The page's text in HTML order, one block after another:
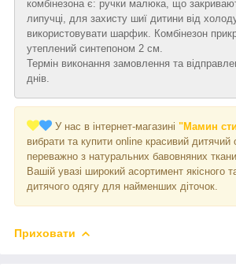
комбінезона є: ручки малюка, що
липучці, для захисту шиї дитини від
використовувати шарфик. Комбінезон
утеплений синтепоном 2 см.
Термін виконання замовлення та
днів.
У нас в інтернет-магазині "Мамин
вибрати та купити online красивий дитячий
переважно з натуральних бавовняних
Вашій увазі широкий асортимент якісного
дитячого одягу для найменших діточок.
Приховати